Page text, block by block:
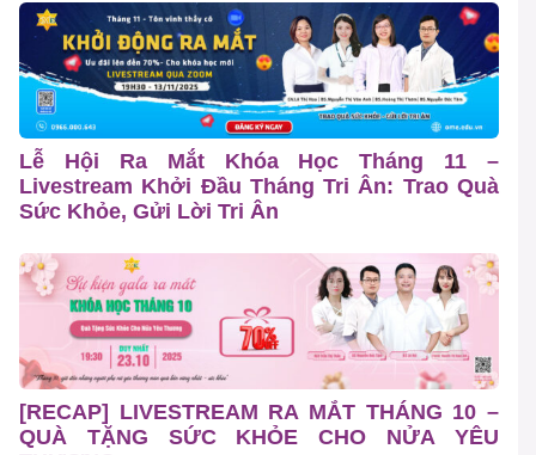
Lễ Hội Ra Mắt Khóa Học Tháng 11 –
Livestream Khởi Đầu Tháng Tri Ân: Trao Quà
Sức Khỏe, Gửi Lời Tri Ân
[RECAP] LIVESTREAM RA MẮT THÁNG 10 –
QUÀ TẶNG SỨC KHỎE CHO NỬA YÊU